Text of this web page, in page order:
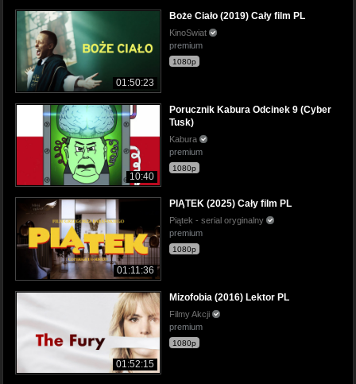
01:50:23
Boże Ciało (2019) Cały film PL
KinoSwiat
premium
1080p
10:40
Porucznik Kabura Odcinek 9 (Cyber
Tusk)
Kabura
premium
1080p
01:11:36
PIĄTEK (2025) Cały film PL
Piątek - serial oryginalny
premium
1080p
01:52:15
Mizofobia (2016) Lektor PL
Filmy Akcji
premium
1080p